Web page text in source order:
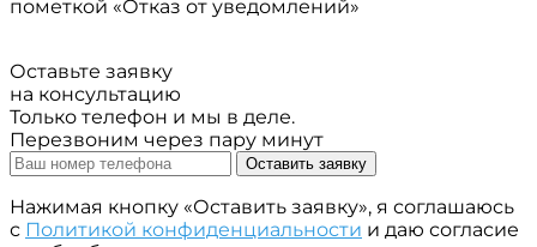
пометкой «Отказ от уведомлений»
Оставьте заявку
на консультацию
Только телефон и мы в деле.
Перезвоним через пару минут
Оставить заявку
Нажимая кнопку «Оставить заявку», я соглашаюсь
с Политикой конфиденциальности и даю согласие